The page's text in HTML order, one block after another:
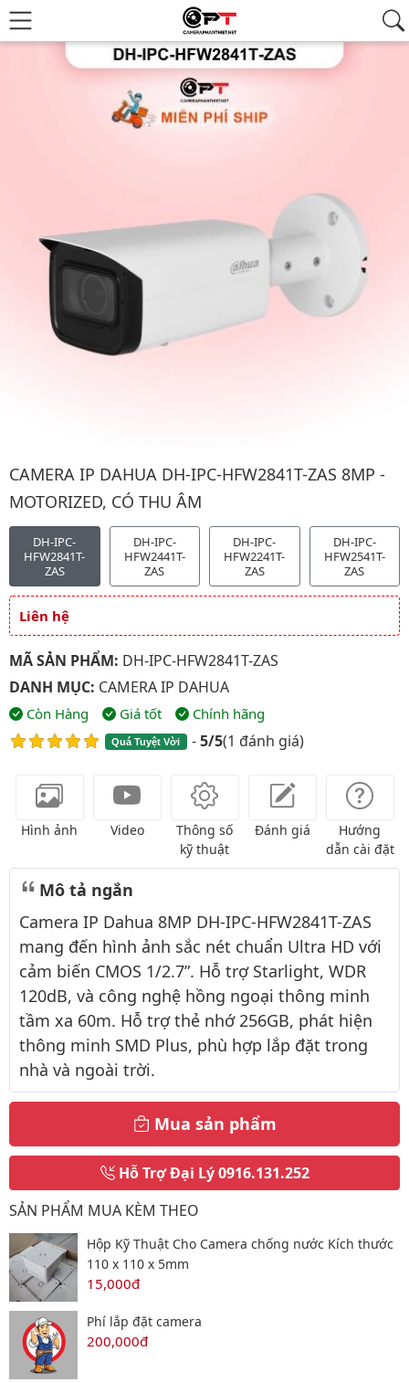
CAMERA IP DAHUA DH-IPC-HFW2841T-ZAS 8MP -
MOTORIZED, CÓ THU ÂM
DH-IPC-
HFW2841T-
ZAS
DH-IPC-
HFW2441T-
ZAS
DH-IPC-
HFW2241T-
ZAS
DH-IPC-
HFW2541T-
ZAS
Giá và khuyến mãi
Liên hệ
MÃ SẢN PHẨM: DH-IPC-HFW2841T-ZAS
DANH MỤC: CAMERA IP DAHUA
Còn Hàng Giá tốt Chính hãng
Quá Tuyệt Vời -5/5(1 đánh giá)
Hình ảnh Video
Thông số
kỹ thuật
Đánh giá
Hướng
dẫn cài đặt
Mô tả ngắn
Camera IP Dahua 8MP DH-IPC-HFW2841T-ZAS
mang đến hình ảnh sắc nét chuẩn Ultra HD với
cảm biến CMOS 1/2.7”. Hỗ trợ Starlight, WDR
120dB, và công nghệ hồng ngoại thông minh
tầm xa 60m. Hỗ trợ thẻ nhớ 256GB, phát hiện
thông minh SMD Plus, phù hợp lắp đặt trong
nhà và ngoài trời.
Mua sản phẩm
Hỗ Trợ Đại Lý0916.131.252
SẢN PHẨM MUA KÈM THEO
Hộp Kỹ Thuật Cho Camera chống nước Kích thước
110 x 110 x 5mm
15,000đ
Phí lắp đặt camera
200,000đ